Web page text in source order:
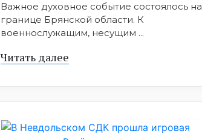
Важное духовное событие состоялось на
границе Брянской области. К
военнослужащим, несущим ...
Читать далее